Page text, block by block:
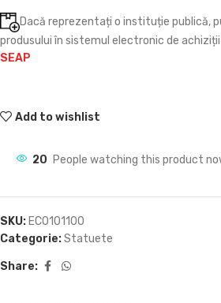
Dacă reprezentați o instituție publică,
produsului în sistemul electronic de achiziții
SEAP
Add to wishlist
20 People watching this product
SKU: ECO101100
Categorie:Statuete
Share: